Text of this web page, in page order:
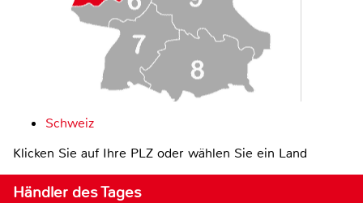
Schweiz
Klicken Sie auf Ihre PLZ oder wählen Sie ein Land
Händler des Tages